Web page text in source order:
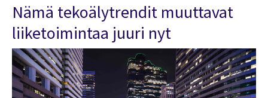
Nämä tekoälytrendit muuttavat
liiketoimintaa juuri nyt